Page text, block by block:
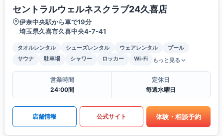
セントラルウェルネスクラブ24久喜店
伊奈中央駅から車で19分
埼玉県久喜市久喜中央4-7-41
タオルレンタル シューズレンタル ウェアレンタル
プール
サウナ
駐車場 シャワー ロッカー Wi-Fi もっと見る
営業時間
24:00間
定休日
毎週水曜日
店舗情報 公式サイト 体験・相談予約